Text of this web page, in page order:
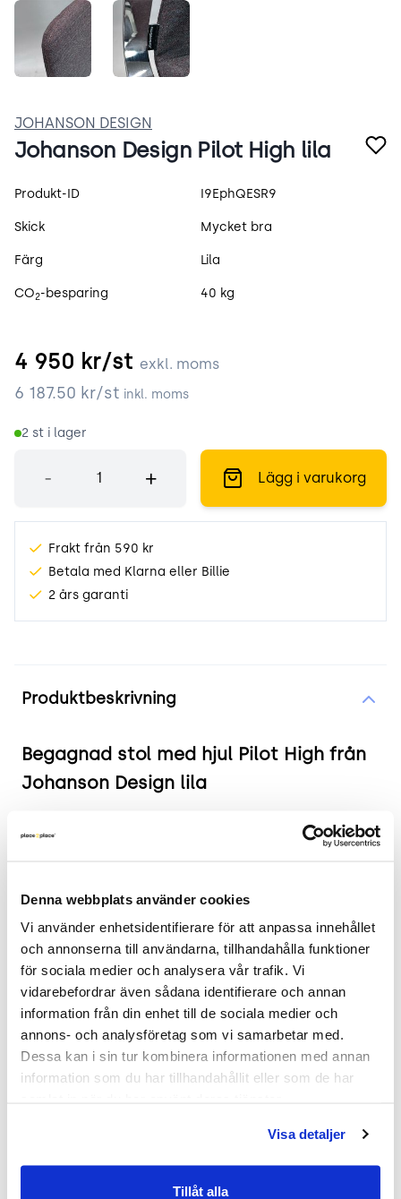
Denna webbplats använder cookies
Vi använder enhetsidentifierare för att anpassa innehållet
och annonserna till användarna, tillhandahålla funktioner
för sociala medier och analysera vår trafik. Vi
vidarebefordrar även sådana identifierare och annan
information från din enhet till de sociala medier och
annons- och analysföretag som vi samarbetar med.
Dessa kan i sin tur kombinera informationen med annan
information som du har tillhandahållit eller som de har
Visa detaljer
Tillåt alla
pbn_NG67jcT6.jpegBi_9rqFrtHoo.jpeg
JOHANSON DESIGN
Johanson Design Pilot High lila
Produktspecifikation
Produkt-ID I9EphQESR9
Skick Mycket bra
Färg Lila
CO2-besparing 40 kg
4 950 kr/st exkl. moms
6 187.50 kr/st inkl. moms
2 st i lager
- + Lägg i varukorg
Frakt från 590 kr
Betala med Klarna eller Billie
2 års garanti
Produktbeskrivning
Begagnad stol med hjul Pilot High från
Johanson Design lila
Produkten i korthet
underrede
Mått: Bredd 62 cm, Djup 61 cm, Höjd justerbar
mellan 105 till 119 cm, Sitthöjd justerbar
mellan 45 till 58.5 cm
Skick: 4/5
2 års garanti
Mer om Pilot High
under långa möten eller arbetsdagar. Den smidiga
stol idealisk för dynamiska kontorsmiljöer.